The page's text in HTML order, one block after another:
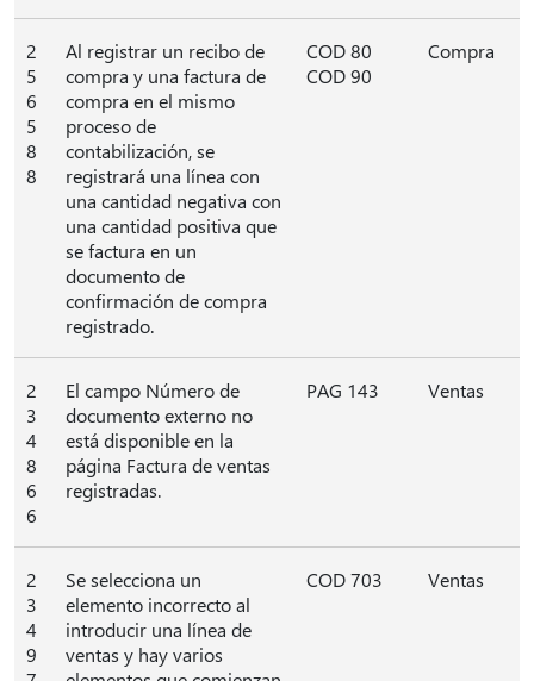
2
5
6
5
8
8
Al registrar un recibo de
compra y una factura de
compra en el mismo
proceso de
contabilización, se
registrará una línea con
una cantidad negativa con
una cantidad positiva que
se factura en un
documento de
confirmación de compra
registrado.
COD 80
COD 90
Compra
2
3
4
8
6
6
El campo Número de
documento externo no
está disponible en la
página Factura de ventas
registradas.
PAG 143 Ventas
2
3
4
9
Se selecciona un
elemento incorrecto al
introducir una línea de
ventas y hay varios
COD 703 Ventas